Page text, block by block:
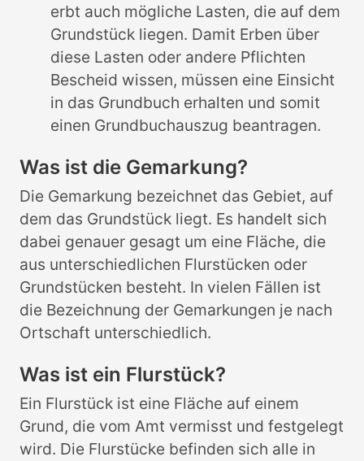
erbt auch mögliche Lasten, die auf dem
Grundstück liegen. Damit Erben über
diese Lasten oder andere Pflichten
Bescheid wissen, müssen eine Einsicht
in das Grundbuch erhalten und somit
einen Grundbuchauszug beantragen.
Was ist die Gemarkung?
Die Gemarkung bezeichnet das Gebiet, auf
dem das Grundstück liegt. Es handelt sich
dabei genauer gesagt um eine Fläche, die
aus unterschiedlichen Flurstücken oder
Grundstücken besteht. In vielen Fällen ist
die Bezeichnung der Gemarkungen je nach
Ortschaft unterschiedlich.
Was ist ein Flurstück?
Ein Flurstück ist eine Fläche auf einem
Grund, die vom Amt vermisst und festgelegt
wird. Die Flurstücke befinden sich alle in